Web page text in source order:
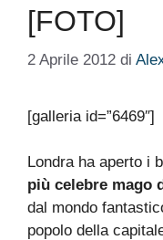
[FOTO]
2 Aprile 2012 di
[galleria id=”6469″]
Londra ha aperto i
più celebre mago
dal mondo
popolo della